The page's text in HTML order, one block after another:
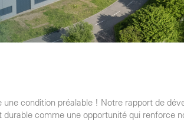
condition préalable ! Notre rapport de
comme une opportunité qui renforce